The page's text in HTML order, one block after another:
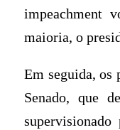
impeachment
maioria, o
Em seguida, os
Senado, que
supervisionado